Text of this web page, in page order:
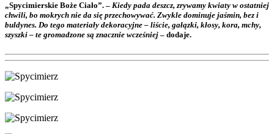
„Spycimierskie Boże Ciało”. – Kiedy pada deszcz, zrywamy kwiaty w ostatniej
chwili, bo mokrych nie da się przechowywać. Zwykle dominuje jaśmin, bez i
buldynes. Do tego materiały dekoracyjne – liście, gałązki, kłosy, kora, mchy,
szyszki – te gromadzone są znacznie wcześniej – dodaje.